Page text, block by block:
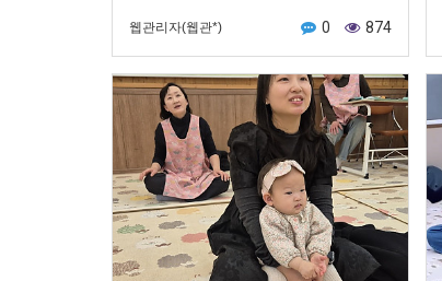
웹관리자(웹관*) 0 874